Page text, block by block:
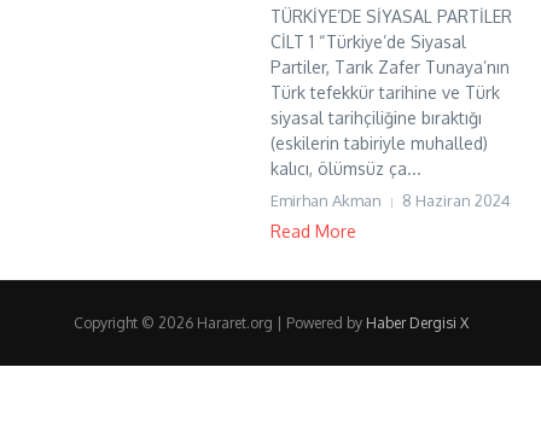
TÜRKİYE’DE SİYASAL PARTİLER
CİLT 1 “Türkiye’de Siyasal
Partiler, Tarık Zafer Tunaya’nın
Türk tefekkür tarihine ve Türk
siyasal tarihçiliğine bıraktığı
(eskilerin tabiriyle muhalled)
kalıcı, ölümsüz ça...
Emirhan Akman 8 Haziran 2024
Read More
Copyright © 2026 Hararet.org | Powered by Haber Dergisi X